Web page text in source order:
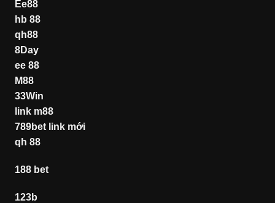
Ee88
hb 88
qh88
8Day
ee 88
M88
33Win
link m88
789bet link mới
qh 88
188 bet
123b